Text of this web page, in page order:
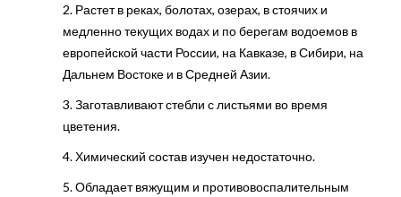
2. Растет в реках, болотах, озерах, в стоячих и
медленно текущих водах и по берегам водоемов в
европейской части России, на Кавказе, в Сибири, на
Дальнем Востоке и в Средней Азии.
3. Заготавливают стебли с листьями во время
цветения.
4. Химический состав изучен недостаточно.
5. Обладает вяжущим и противовоспалительным